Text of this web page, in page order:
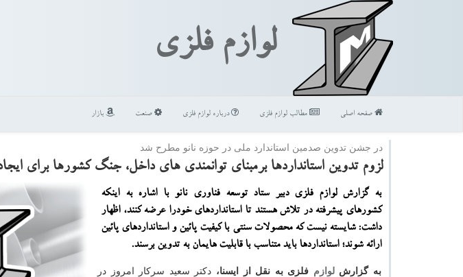
لوازم فلزی
صفحه اصلی مطالب لوازم فلزی درباره لوازم فلزی صنعت بازار
در جشن تدوین صدمین استاندارد ملی در حوزه نانو مطرح شد
لزوم تدوین استانداردها برمبنای توانمندی های داخل، جنگ كشورها برای ایجاد
به گزارش لوازم فلزی دبیر ستاد توسعه فناوری نانو با اشاره به اینكه
كشورهای پیشرفته در تلاش هستند تا استانداردهای خودرا عرضه كنند، اظهار
داشت: شایسته نیست كه محصولات سنتی با كیفیت پائین و استانداردهای پائین
ارائه شوند؛ استانداردها باید متناسب با قابلیت هایمان به تدوین برسند.
به گزارشلوازم فلزی به نقل از ایسنا، دكتر سعید سركار امروز در